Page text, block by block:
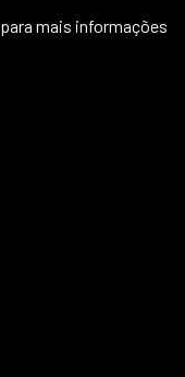
para mais informações